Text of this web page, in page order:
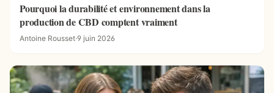
Pourquoi la durabilité et environnement dans la
production de CBD comptent vraiment
Antoine Rousset·9 juin 2026